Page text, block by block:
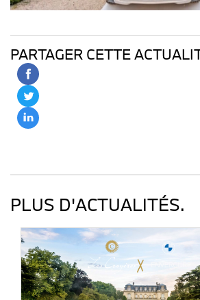
PARTAGER CETTE
PLUS D'ACTUALITÉS.